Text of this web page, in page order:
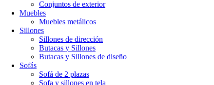
Conjuntos de exterior
Muebles
Muebles metálicos
Sillones
Sillones de dirección
Butacas y Sillones
Butacas y Sillones de diseño
Sofás
Sofá de 2 plazas
Sofa y sillones en tela